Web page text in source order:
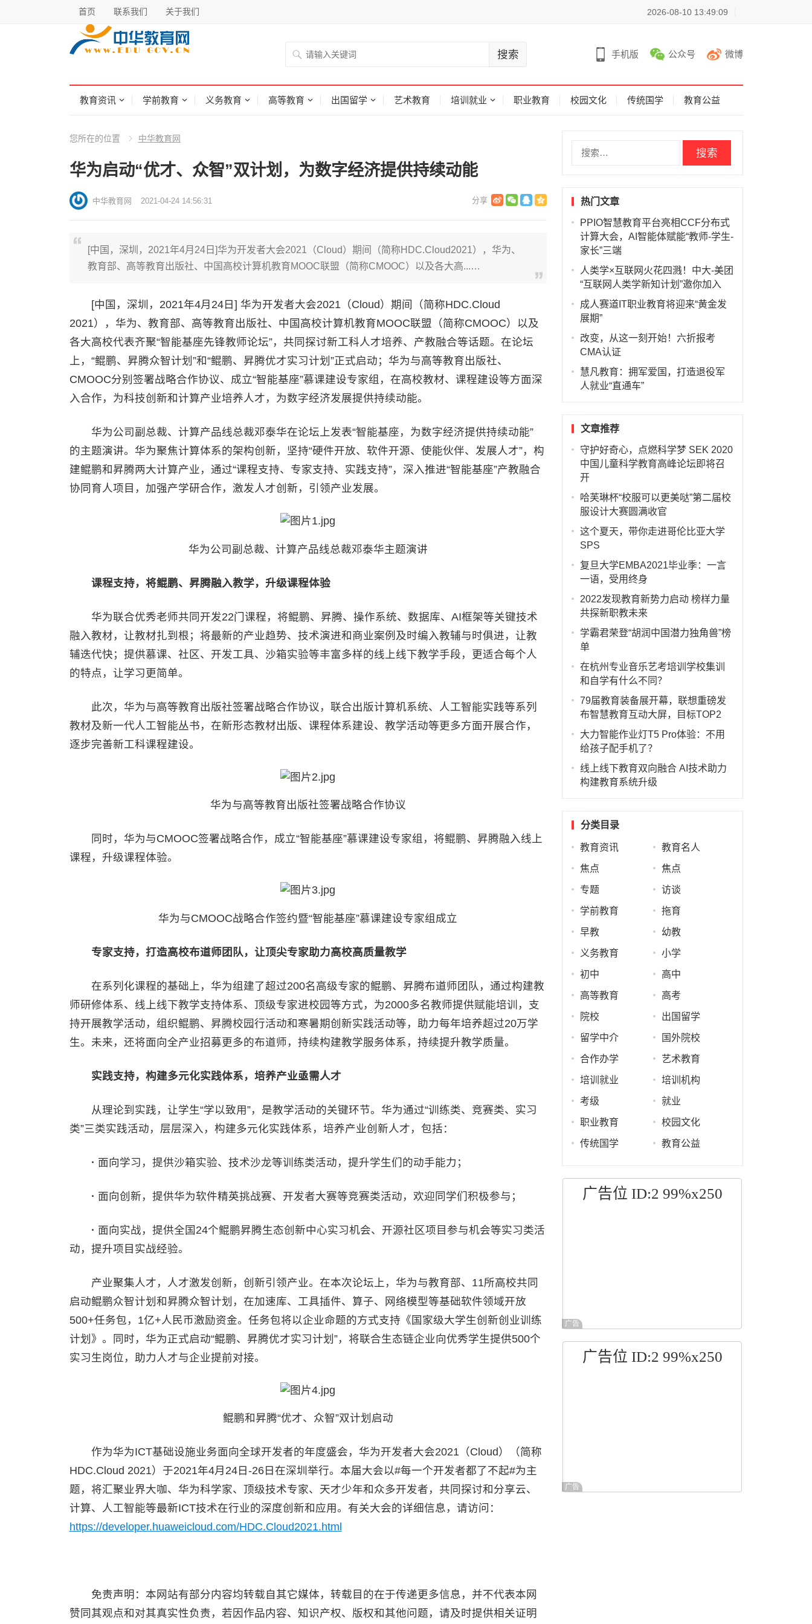
首页 联系我们 关于我们 2026-08-10 13:49:09
手机版 公众号 微博
教育资讯 学前教育 义务教育 高等教育 出国留学 艺术教育 培训就业 职业教育 校园文化 传统国学 教育公益
您所在的位置 中华教育网
华为启动“优才、众智”双计划，为数字经济提供持续动能
中华教育网 2021-04-24 14:56:31
[中国，深圳，2021年4月24日]华为开发者大会2021（Cloud）期间（简称HDC.Cloud2021），华为、
教育部、高等教育出版社、中国高校计算机教育MOOC联盟（简称CMOOC）以及各大高...…
[中国，深圳，2021年4月24日] 华为开发者大会2021（Cloud）期间（简称HDC.Cloud
2021），华为、教育部、高等教育出版社、中国高校计算机教育MOOC联盟（简称CMOOC）以及
各大高校代表齐聚“智能基座先锋教师论坛”，共同探讨新工科人才培养、产教融合等话题。在论坛
上，“鲲鹏、昇腾众智计划”和“鲲鹏、昇腾优才实习计划”正式启动；华为与高等教育出版社、
CMOOC分别签署战略合作协议、成立“智能基座”慕课建设专家组，在高校教材、课程建设等方面深
入合作，为科技创新和计算产业培养人才，为数字经济发展提供持续动能。
华为公司副总裁、计算产品线总裁邓泰华在论坛上发表“智能基座，为数字经济提供持续动能”
的主题演讲。华为聚焦计算体系的架构创新，坚持“硬件开放、软件开源、使能伙伴、发展人才”，构
建鲲鹏和昇腾两大计算产业，通过“课程支持、专家支持、实践支持”，深入推进“智能基座”产教融合
协同育人项目，加强产学研合作，激发人才创新，引领产业发展。
华为公司副总裁、计算产品线总裁邓泰华主题演讲
课程支持，将鲲鹏、昇腾融入教学，升级课程体验
华为联合优秀老师共同开发22门课程，将鲲鹏、昇腾、操作系统、数据库、AI框架等关键技术
融入教材，让教材扎到根；将最新的产业趋势、技术演进和商业案例及时编入教辅与时俱进，让教
辅迭代快；提供慕课、社区、开发工具、沙箱实验等丰富多样的线上线下教学手段，更适合每个人
的特点，让学习更简单。
此次，华为与高等教育出版社签署战略合作协议，联合出版计算机系统、人工智能实践等系列
教材及新一代人工智能丛书，在新形态教材出版、课程体系建设、教学活动等更多方面开展合作，
逐步完善新工科课程建设。
华为与高等教育出版社签署战略合作协议
同时，华为与CMOOC签署战略合作，成立“智能基座”慕课建设专家组，将鲲鹏、昇腾融入线上
课程，升级课程体验。
华为与CMOOC战略合作签约暨“智能基座”慕课建设专家组成立
专家支持，打造高校布道师团队，让顶尖专家助力高校高质量教学
在系列化课程的基础上，华为组建了超过200名高级专家的鲲鹏、昇腾布道师团队，通过构建教
师研修体系、线上线下教学支持体系、顶级专家进校园等方式，为2000多名教师提供赋能培训，支
持开展教学活动，组织鲲鹏、昇腾校园行活动和寒暑期创新实践活动等，助力每年培养超过20万学
生。未来，还将面向全产业招募更多的布道师，持续构建教学服务体系，持续提升教学质量。
实践支持，构建多元化实践体系，培养产业亟需人才
从理论到实践，让学生“学以致用”，是教学活动的关键环节。华为通过“训练类、竞赛类、实习
类”三类实践活动，层层深入，构建多元化实践体系，培养产业创新人才，包括：
· 面向学习，提供沙箱实验、技术沙龙等训练类活动，提升学生们的动手能力；
· 面向创新，提供华为软件精英挑战赛、开发者大赛等竞赛类活动，欢迎同学们积极参与；
· 面向实战，提供全国24个鲲鹏昇腾生态创新中心实习机会、开源社区项目参与机会等实习类活
动，提升项目实战经验。
产业聚集人才，人才激发创新，创新引领产业。在本次论坛上，华为与教育部、11所高校共同
启动鲲鹏众智计划和昇腾众智计划，在加速库、工具插件、算子、网络模型等基础软件领域开放
500+任务包，1亿+人民币激励资金。任务包将以企业命题的方式支持《国家级大学生创新创业训练
计划》。同时，华为正式启动“鲲鹏、昇腾优才实习计划”，将联合生态链企业向优秀学生提供500个
实习生岗位，助力人才与企业提前对接。
鲲鹏和昇腾“优才、众智”双计划启动
作为华为ICT基础设施业务面向全球开发者的年度盛会，华为开发者大会2021（Cloud）（简称
HDC.Cloud 2021）于2021年4月24日-26日在深圳举行。本届大会以#每一个开发者都了不起#为主
题，将汇聚业界大咖、华为科学家、顶级技术专家、天才少年和众多开发者，共同探讨和分享云、
计算、人工智能等最新ICT技术在行业的深度创新和应用。有关大会的详细信息，请访问：
https://developer.huaweicloud.com/HDC.Cloud2021.html
免责声明：本网站有部分内容均转载自其它媒体，转载目的在于传递更多信息，并不代表本网
赞同其观点和对其真实性负责，若因作品内容、知识产权、版权和其他问题，请及时提供相关证明
热门文章
PPIO智慧教育平台亮相CCF分布式
计算大会，AI智能体赋能“教师-学生-
家长”三端
人类学×互联网火花四溅！中大-美团
“互联网人类学新知计划”邀你加入
成人赛道IT职业教育将迎来“黄金发
展期”
改变，从这一刻开始！六折报考
CMA认证
慧凡教育：拥军爱国，打造退役军
人就业“直通车”
文章推荐
守护好奇心，点燃科学梦 SEK 2020
中国儿童科学教育高峰论坛即将召
开
哈芙琳杯“校服可以更美哒”第二届校
服设计大赛圆满收官
这个夏天，带你走进哥伦比亚大学
SPS
复旦大学EMBA2021毕业季：一言
一语，受用终身
2022发现教育新势力启动 榜样力量
共探新职教未来
学霸君荣登“胡润中国潜力独角兽”榜
单
在杭州专业音乐艺考培训学校集训
和自学有什么不同？
79届教育装备展开幕，联想重磅发
布智慧教育互动大屏，目标TOP2
大力智能作业灯T5 Pro体验：不用
给孩子配手机了？
线上线下教育双向融合 AI技术助力
构建教育系统升级
分类目录
教育资讯 教育名人
焦点 焦点
专题 访谈
学前教育 拖育
早教 幼教
义务教育 小学
初中 高中
高等教育 高考
院校 出国留学
留学中介 国外院校
合作办学 艺术教育
培训就业 培训机构
考级 就业
职业教育 校园文化
传统国学 教育公益
广告位 ID:2 99%x250
广告
广告位 ID:2 99%x250
广告